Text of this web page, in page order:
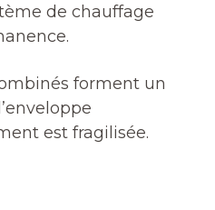
de chauffage
forment un
est fragilisée.